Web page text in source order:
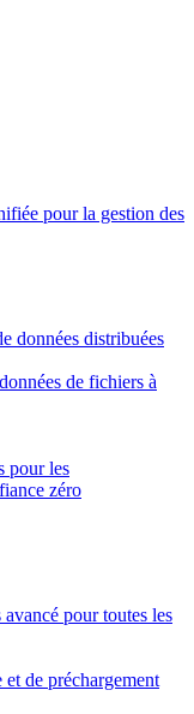
pour la gestion des
données distribuées
de fichiers à
pour les
zéro
pour toutes les
de préchargement